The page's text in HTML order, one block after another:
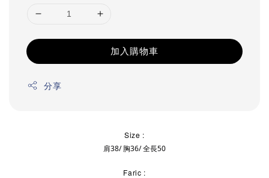
加入購物車
分享
Size :
肩38/ 胸36/ 全長50
Faric :